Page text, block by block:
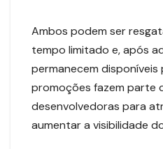
Ambos podem ser
tempo limitado e, após
permanecem disponíveis
promoções fazem parte
desenvolvedoras para
aumentar a visibilidade